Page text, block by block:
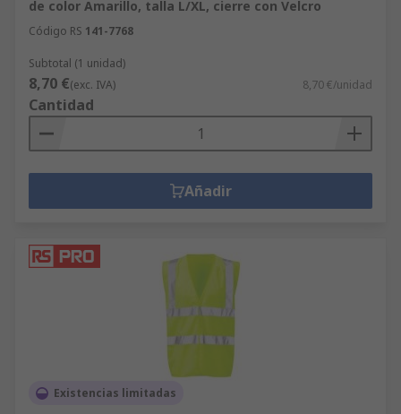
de color Amarillo, talla L/XL, cierre con Velcro
Código RS 141-7768
Subtotal (1 unidad)
8,70 €(exc. IVA) 8,70 €/unidad
Cantidad
Añadir
Existencias limitadas